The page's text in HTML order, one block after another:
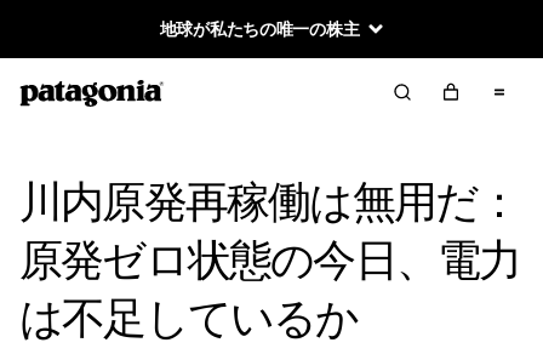
地球が私たちの唯一の株主
川内原発再稼働は無用だ：
原発ゼロ状態の今日、電力
は不足しているか